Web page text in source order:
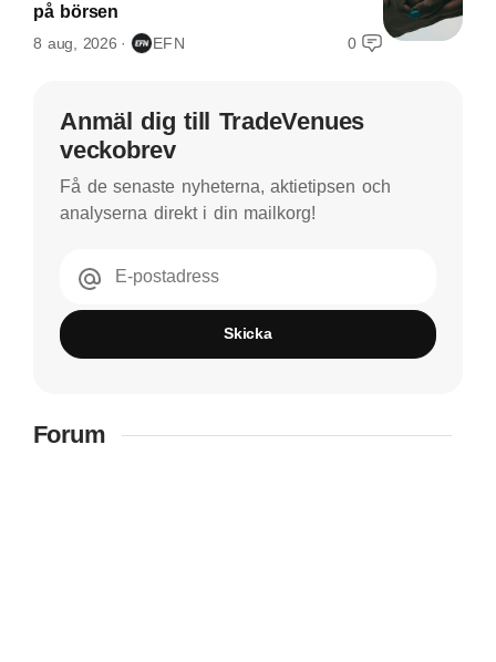
på börsen
8 aug, 2026 EFN 0
Anmäl dig till TradeVenues
veckobrev
Få de senaste nyheterna, aktietipsen och
analyserna direkt i din mailkorg!
E-postadress
Skicka
Forum